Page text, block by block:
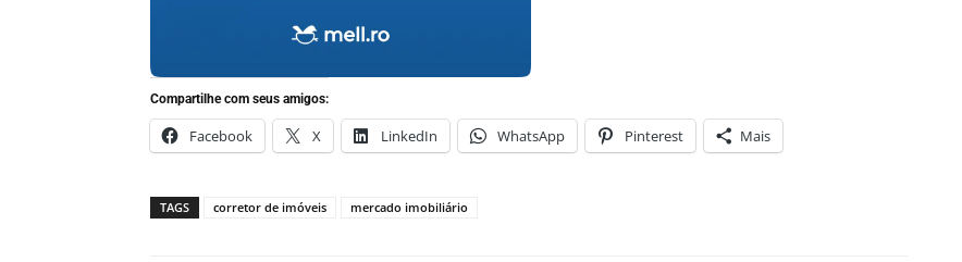
Compartilhe com seus amigos:
Facebook X LinkedIn WhatsApp Pinterest Mais
TAGS corretor de imóveis mercado imobiliário